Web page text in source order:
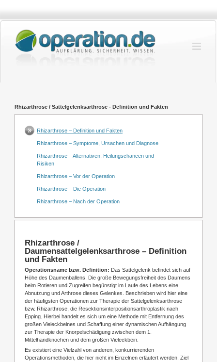
springen
Rhizarthrose / Sattelgelenksarthrose - Definition und Fakten
Rhizarthrose – Definition und Fakten
Rhizarthrose – Symptome, Ursachen und Diagnose
Rhizarthrose – Alternativen, Heilungschancen und
Risiken
Rhizarthrose – Vor der Operation
Rhizarthrose – Die Operation
Rhizarthrose – Nach der Operation
Rhizarthrose /
Daumensattelgelenksarthrose – Definition
und Fakten
Operationsname bzw. Definition: Das Sattelgelenk befindet sich auf
Höhe des Daumenballens. Die große Bewegungsfreiheit des Daumens
beim Rotieren und Zugreifen begünstigt im Laufe des Lebens eine
Abnutzung und Arthrose dieses Gelenkes. Beschrieben wird hier eine
der häufigsten Operationen zur Therapie der Sattelgelenksarthrose
bzw. Rhizarthrose, die Resektionsinterpositionsarthroplastik nach
Epping. Hierbei handelt es sich um eine Methode mit Entfernung des
großen Vieleckbeines und Schaffung einer dynamischen Aufhängung
zur Therapie der Knorpelschädigung zwischen dem 1.
Mittelhandknochen und dem großen Vieleckbein.
Es existiert eine Vielzahl von anderen, konkurrierenden
Operationsmethoden, die hier nicht im Einzelnen erläutert werden. Ziel